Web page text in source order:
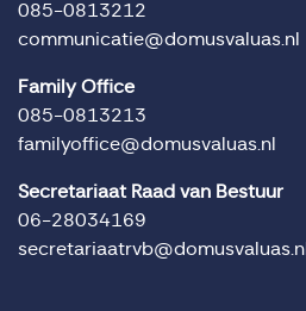
085-0813212
communicatie@domusvaluas.nl
Family Office
085-0813213
familyoffice@domusvaluas.nl
Secretariaat Raad van Bestuur
06-28034169
secretariaatrvb@domusvaluas.nl